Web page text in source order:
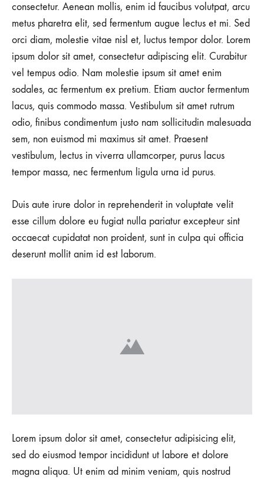
consectetur. Aenean mollis, enim id faucibus volutpat, arcu
metus pharetra elit, sed fermentum augue lectus et mi. Sed
orci diam, molestie vitae nisl et, luctus tempor dolor. Lorem
ipsum dolor sit amet, consectetur adipiscing elit. Curabitur
vel tempus odio. Nam molestie ipsum sit amet enim
sodales, ac fermentum ex pretium. Etiam auctor fermentum
lacus, quis commodo massa. Vestibulum sit amet rutrum
odio, finibus condimentum justo nam sollicitudin malesuada
sem, non euismod mi maximus sit amet. Praesent
vestibulum, lectus in viverra ullamcorper, purus lacus
tempor massa, nec fermentum ligula urna id purus.
Duis aute irure dolor in reprehenderit in voluptate velit
esse cillum dolore eu fugiat nulla pariatur excepteur sint
occaecat cupidatat non proident, sunt in culpa qui officia
deserunt mollit anim id est laborum.
Lorem ipsum dolor sit amet, consectetur adipisicing elit,
sed do eiusmod tempor incididunt ut labore et dolore
magna aliqua. Ut enim ad minim veniam, quis nostrud